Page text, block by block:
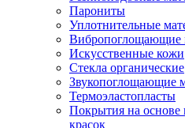
Парониты
Уплотнительные
Вибропоглощающие
Искусственные кожи
Стекла органические
Звукопоглощающие
Термоэластопласты
Покрытия на
красок